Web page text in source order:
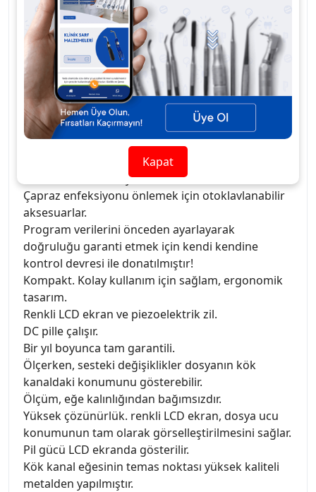
yüksek basınç altında otoklavlanabilir. Çapraz
enfeksiyondan etkili bir şekilde kaçınmak
Pil yeniden şarj edilebilir, bu nedenle pili tekrar
tekrar değiştirmeniz gerekmez
Katlama, görsel açıyı ayarlamak kolay
Çok frekanslı kapalı devre insan vücudunun ağız
boşluğuna dayalı olarak, apeks konumlandırıcı
alanında beşinci nesil devrenin benimsenmesi.
Kök kanalının kuru mu yoksa elektrolit ile dolu mu
olduğu. kan veya fizyolojik tuzlu su ölçüm
sonucunu etkilemeyecektir.
Çapraz enfeksiyonu önlemek için otoklavlanabilir
aksesuarlar.
Program verilerini önceden ayarlayarak
doğruluğu garanti etmek için kendi kendine
kontrol devresi ile donatılmıştır!
Kompakt. Kolay kullanım için sağlam, ergonomik
tasarım.
Renkli LCD ekran ve piezoelektrik zil.
DC pille çalışır.
Bir yıl boyunca tam garantili.
Ölçerken, sesteki değişiklikler dosyanın kök
kanaldaki konumunu gösterebilir.
Ölçüm, eğe kalınlığından bağımsızdır.
Yüksek çözünürlük. renkli LCD ekran, dosya ucu
konumunun tam olarak görselleştirilmesini sağlar.
Pil gücü LCD ekranda gösterilir.
Kök kanal eğesinin temas noktası yüksek kaliteli
metalden yapılmıştır.
Kapat